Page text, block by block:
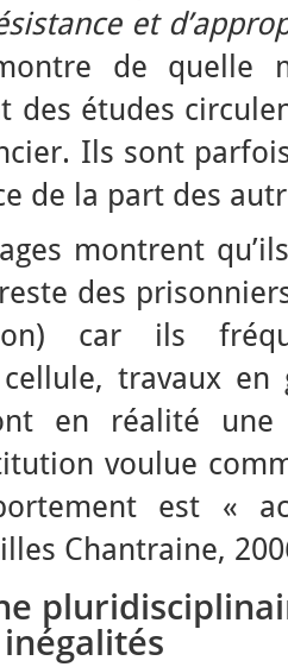
et
de quelle
des études
Ils sont
de la part des
montrent
des
car ils
travaux
en réalité une
voulue
est «
Chantraine,